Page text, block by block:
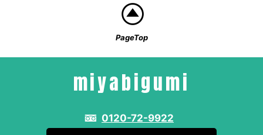
PageTop
miyabigumi
0120-72-9922